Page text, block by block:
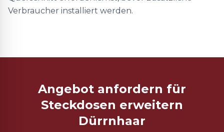
Verbraucher installiert werden.
Angebot anfordern für
Steckdosen erweitern
Dürrnhaar